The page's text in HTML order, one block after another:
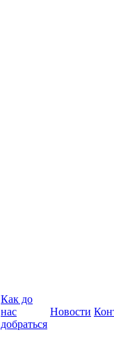
Как до
нас
добраться
Новости